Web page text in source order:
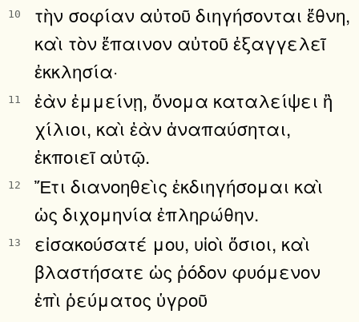
10
τὴν σοφίαν αὐτοῦ διηγήσονται ἔθνη,
καὶ τὸν ἔπαινον αὐτοῦ ἐξαγγελεῖ
ἐκκλησία·
11
ἐὰν ἐμμείνῃ, ὄνομα καταλείψει ἢ
χίλιοι, καὶ ἐὰν ἀναπαύσηται,
ἐκποιεῖ αὐτῷ.
12
Ἔτι διανοηθεὶς ἐκδιηγήσομαι καὶ
ὡς διχομηνία ἐπληρώθην.
13
εἰσακούσατέ μου, υἱοὶ ὅσιοι, καὶ
βλαστήσατε ὡς ῥόδον φυόμενον
ἐπὶ ῥεύματος ὑγροῦ